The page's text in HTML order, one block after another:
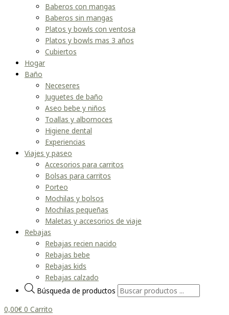
Baberos con mangas
Baberos sin mangas
Platos y bowls con ventosa
Platos y bowls mas 3 años
Cubiertos
Hogar
Baño
Neceseres
Juguetes de baño
Aseo bebe y niños
Toallas y albornoces
Higiene dental
Experiencias
Viajes y paseo
Accesorios para carritos
Bolsas para carritos
Porteo
Mochilas y bolsos
Mochilas pequeñas
Maletas y accesorios de viaje
Rebajas
Rebajas recien nacido
Rebajas bebe
Rebajas kids
Rebajas calzado
Búsqueda de productos
0,00€ 0 Carrito